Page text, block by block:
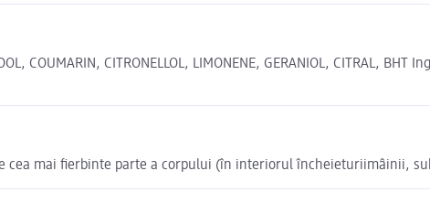
COUMARIN, CITRONELLOL, LIMONENE, GERANIOL, CITRAL,
cea mai fierbinte parte a corpului (în interiorul încheieturiimâinii,